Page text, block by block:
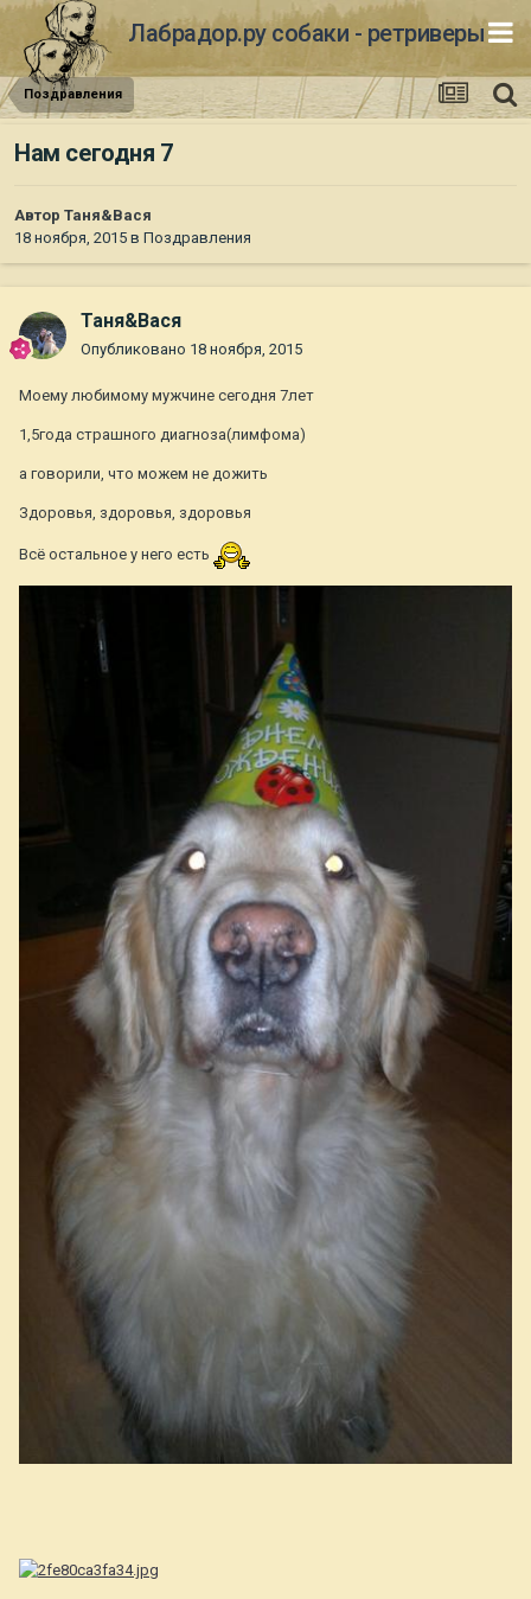
Лабрадор.ру собаки - ретриверы
Поздравления
Нам сегодня 7
Автор Таня&Вася
18 ноября, 2015 в Поздравления
Таня&Вася
Опубликовано 18 ноября, 2015
Моему любимому мужчине сегодня 7лет
1,5года страшного диагноза(лимфома)
а говорили, что можем не дожить
Здоровья, здоровья, здоровья
Всё остальное у него есть